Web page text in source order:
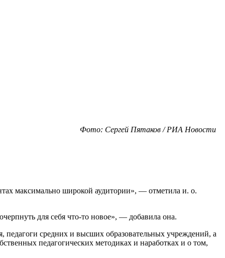
Фото: Сергей Пятаков / РИА Новости
максимально широкой аудитории», — отметила и. о.
для себя что-то новое», — добавила она.
педагоги средних и высших образовательных учреждений, а
педагогических методиках и наработках и о том,